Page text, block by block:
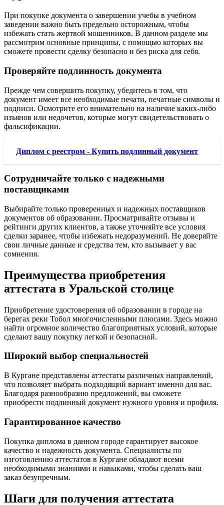
При покупке документа о завершении учебы в учебном
заведении важно быть предельно осторожным, чтобы
избежать стать жертвой мошенников. В данном разделе мы
рассмотрим основные принципы, с помощью которых вы
сможете провести сделку безопасно и без риска для себя.
Проверяйте подлинность документа
Прежде чем совершить покупку, убедитесь в том, что
документ имеет все необходимые печати, печатные символы и
подписи. Осмотрите его внимательно на наличие каких-либо
изъянов или недочетов, которые могут свидетельствовать о
фальсификации.
Диплом с реестром - Купить подлинный документ
Сотрудничайте только с надежными
поставщиками
Выбирайте только проверенных и надежных поставщиков
документов об образовании. Просматривайте отзывы и
рейтинги других клиентов, а также уточняйте все условия
сделки заранее, чтобы избежать недоразумений. Не доверяйте
свои личные данные и средства тем, кто вызывает у вас
сомнения.
Преимущества приобретения
аттестата в Уральской столице
Приобретение удостоверения об образовании в городе на
берегах реки Тобол многочисленными плюсами. Здесь можно
найти огромное количество благоприятных условий, которые
сделают вашу покупку легкой и безопасной.
Широкий выбор специальностей
В Кургане представлены аттестаты различных направлений,
что позволяет выбрать подходящий вариант именно для вас.
Благодаря разнообразию предложений, вы сможете
приобрести подлинный документ нужного уровня и профиля.
Гарантированное качество
Покупка диплома в данном городе гарантирует высокое
качество и надежность документа. Специалисты по
изготовлению аттестатов в Кургане обладают всеми
необходимыми знаниями и навыками, чтобы сделать ваш
заказ безупречным.
Шаги для получения аттестата